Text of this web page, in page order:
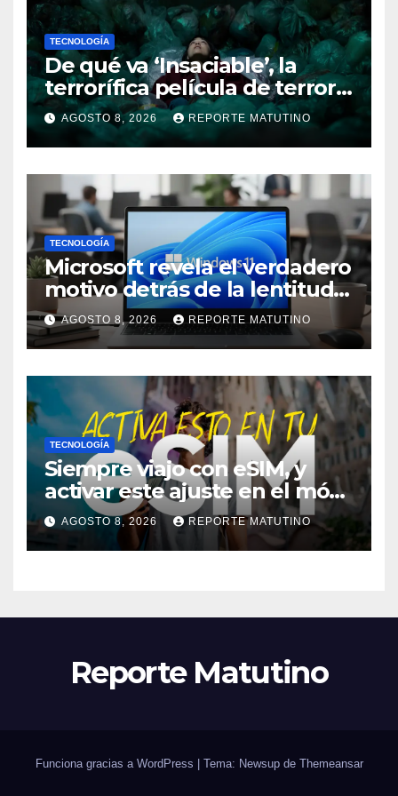
TECNOLOGÍA
De qué va ‘Insaciable’, la
terrorífica película de terror
que seguro no conoces y te
soprenderá
AGOSTO 8, 2026 REPORTE MATUTINO
TECNOLOGÍA
Microsoft revela el verdadero
motivo detrás de la lentitud
de Windows 11
AGOSTO 8, 2026 REPORTE MATUTINO
TECNOLOGÍA
Siempre viajo con eSIM, y
activar este ajuste en el móvil
me ha salvado de pagar
mucho más en alguna
ocasión
AGOSTO 8, 2026 REPORTE MATUTINO
Reporte Matutino
Funciona gracias a WordPress Tema: Newsup de Themeansar